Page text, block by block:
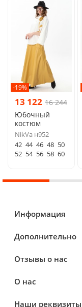
-19%
13 122 16 244
Юбочный
костюм
NikVa н952
42 44 46 48 50
52 54 56 58 60
Информация
Дополнительно
Отзывы о нас
О нас
Наши реквизиты